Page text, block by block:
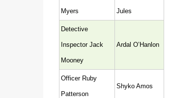
Myers Jules
Detective
Inspector Jack
Mooney
Ardal O’Hanlon
Officer Ruby
Patterson
Shyko Amos